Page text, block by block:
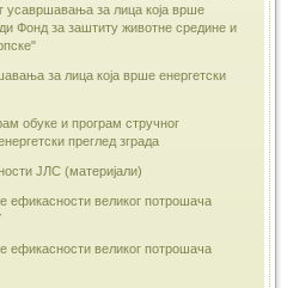
усавршавања за лица која врше
Фонд за заштиту животне средине и
за лица која врше енергетски
обуке и програм стручног
преглед зграда
ЈЛС (материјали)
ефикасности великог потрошача
ефикасности великог потрошача